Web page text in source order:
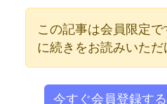
この記事は会員限定
に続きをお読みいただ
今すぐ会員登録する